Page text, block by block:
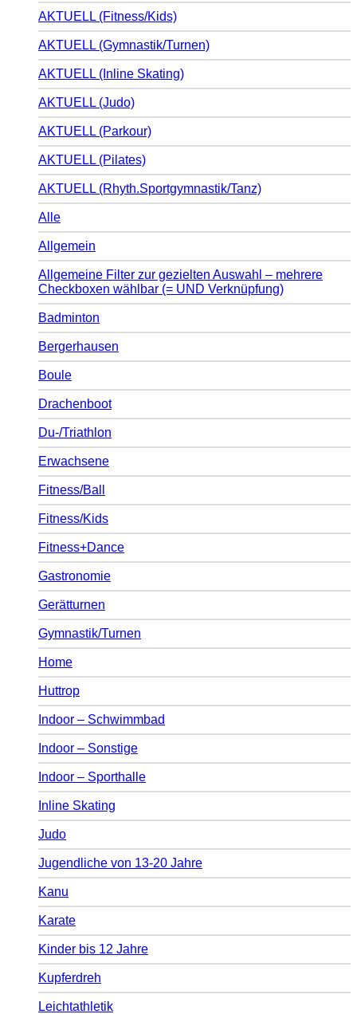
AKTUELL (Fitness/Kids)
AKTUELL (Gymnastik/Turnen)
AKTUELL (Inline Skating)
AKTUELL (Judo)
AKTUELL (Parkour)
AKTUELL (Pilates)
AKTUELL (Rhyth.Sportgymnastik/Tanz)
Alle
Allgemein
Allgemeine Filter zur gezielten Auswahl – mehrere
Checkboxen wählbar (= UND Verknüpfung)
Badminton
Bergerhausen
Boule
Drachenboot
Du-/Triathlon
Erwachsene
Fitness/Ball
Fitness/Kids
Fitness+Dance
Gastronomie
Gerätturnen
Gymnastik/Turnen
Home
Huttrop
Indoor – Schwimmbad
Indoor – Sonstige
Indoor – Sporthalle
Inline Skating
Judo
Jugendliche von 13-20 Jahre
Kanu
Karate
Kinder bis 12 Jahre
Kupferdreh
Leichtathletik